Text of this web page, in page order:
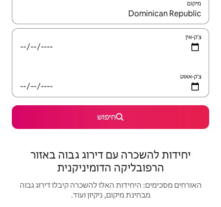
לנווט עם מקשי החיצים למעלה ולמטה או לעיין בעזרת תנועות מגע או החלקה.
דירוג גבוה באזור
הדומיניקנית
האלו להשכרה קיבלו דירוג גבוה